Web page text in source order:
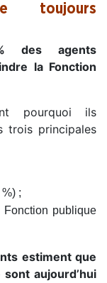
toujours
des agents
la Fonction
pourquoi ils
trois principales
;
Fonction publique
estiment que
aujourd’hui